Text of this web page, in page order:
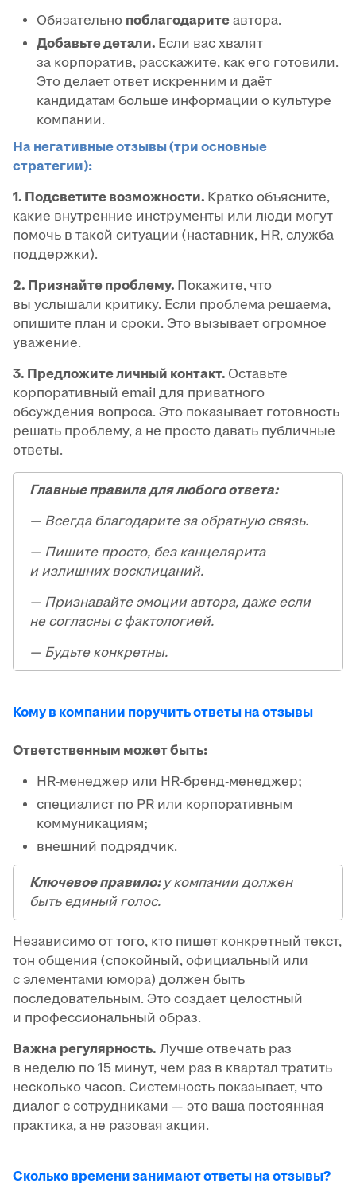
Обязательно поблагодарите автора.
Добавьте детали. Если вас хвалят
за корпоратив, расскажите, как его готовили.
Это делает ответ искренним и даёт
кандидатам больше информации о культуре
компании.
На негативные отзывы (три основные
стратегии):
1. Подсветите возможности. Кратко объясните,
какие внутренние инструменты или люди могут
помочь в такой ситуации (наставник, HR, служба
поддержки).
2. Признайте проблему. Покажите, что
вы услышали критику. Если проблема решаема,
опишите план и сроки. Это вызывает огромное
уважение.
3. Предложите личный контакт. Оставьте
корпоративный email для приватного
обсуждения вопроса. Это показывает готовность
решать проблему, а не просто давать публичные
ответы.
Главные правила для любого ответа:
— Всегда благодарите за обратную связь.
— Пишите просто, без канцелярита
и излишних восклицаний.
— Признавайте эмоции автора, даже если
не согласны с фактологией.
— Будьте конкретны.
Кому в компании поручить ответы на отзывы
Ответственным может быть:
HR-менеджер или HR-бренд-менеджер;
специалист по PR или корпоративным
коммуникациям;
внешний подрядчик.
Ключевое правило: у компании должен
быть единый голос.
Независимо от того, кто пишет конкретный текст,
тон общения (спокойный, официальный или
с элементами юмора) должен быть
последовательным. Это создает целостный
и профессиональный образ.
Важна регулярность. Лучше отвечать раз
в неделю по 15 минут, чем раз в квартал тратить
несколько часов. Системность показывает, что
диалог с сотрудниками — это ваша постоянная
практика, а не разовая акция.
Сколько времени занимают ответы на отзывы?